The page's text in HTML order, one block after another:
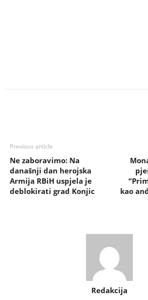
Previous article
Ne zaboravimo: Na
današnji dan herojska
Armija RBiH uspjela je
deblokirati grad Konjic
kao
Redakcija